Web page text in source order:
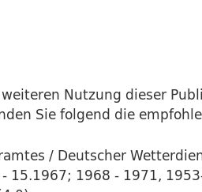
Nutzung dieser
Sie folgend die
/ Deutscher
1968 - 1971,